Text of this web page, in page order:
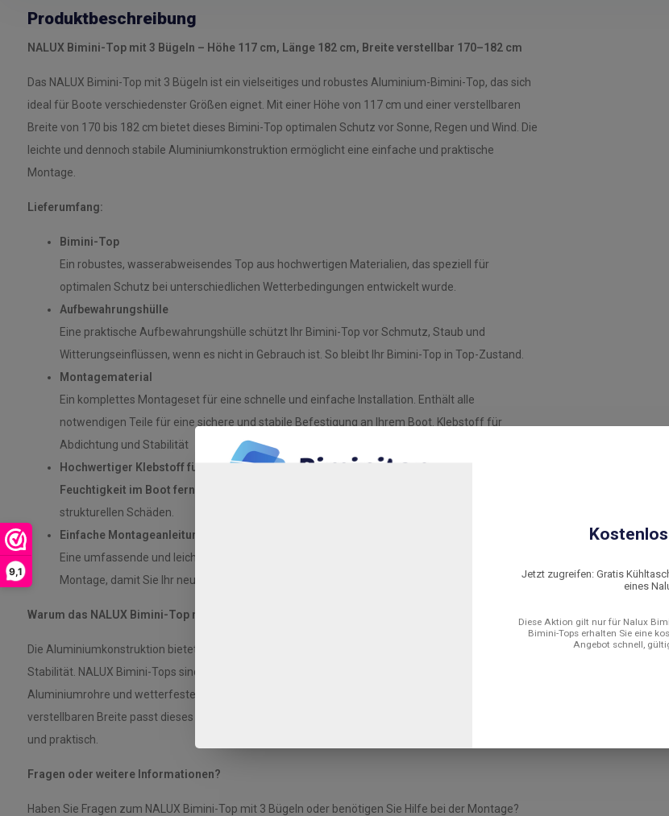
9,1
Produktbeschreibung
NALUX Bimini-Top mit 3 Bügeln – Höhe 117 cm, Länge 182 cm, Breite verstellbar 170–182 cm
Das NALUX Bimini-Top mit 3 Bügeln ist ein vielseitiges und robustes Aluminium-Bimini-Top, das sich
ideal für Boote verschiedenster Größen eignet. Mit einer Höhe von 117 cm und einer verstellbaren
Breite von 170 bis 182 cm bietet dieses Bimini-Top optimalen Schutz vor Sonne, Regen und Wind. Die
leichte und dennoch stabile Aluminiumkonstruktion ermöglicht eine einfache und praktische
Montage.
Lieferumfang:
Bimini-Top
Ein robustes, wasserabweisendes Top aus hochwertigen Materialien, das speziell für
optimalen Schutz bei unterschiedlichen Wetterbedingungen entwickelt wurde.
Aufbewahrungshülle
Eine praktische Aufbewahrungshülle schützt Ihr Bimini-Top vor Schmutz, Staub und
Witterungseinflüssen, wenn es nicht in Gebrauch ist. So bleibt Ihr Bimini-Top in Top-Zustand.
Montagematerial
Ein komplettes Montageset für eine schnelle und einfache Installation. Enthält alle
notwendigen Teile für eine sichere und stabile Befestigung an Ihrem Boot. Klebstoff für
Abdichtung und Stabilität
Hochwertiger Klebstoff für eine zuverlässige, wasserdichte Abdichtung und um
Feuchtigkeit im Boot fernzuhalten.
strukturellen Schäden.
Einfache Montageanleitung
Eine umfassende und leicht verständliche Anleitung führt Sie Schritt für Schritt durch die
Montage, damit Sie Ihr neues Bimini-Top schnell genießen können.
Warum das NALUX Bimini-Top mit 3 Bügeln?
Die Aluminiumkonstruktion bietet die optimale Balance zwischen geringem Gewicht und hoher
Stabilität. NALUX Bimini-Tops sind für extreme Wetterbedingungen ausgelegt, und die verwendeten
Aluminiumrohre und wetterfesten Stoffe garantieren eine lange Lebensdauer. Dank der
verstellbaren Breite passt dieses Bimini-Top auf verschiedene Bootsgrößen und ist somit vielseitig
und praktisch.
Fragen oder weitere Informationen?
Haben Sie Fragen zum NALUX Bimini-Top mit 3 Bügeln oder benötigen Sie Hilfe bei der Montage?
Jetzt zugreifen: Gratis
eines
Diese Aktion gilt nur für Nalux
Bimini-Tops erhalten Sie eine
Angebot schnell,